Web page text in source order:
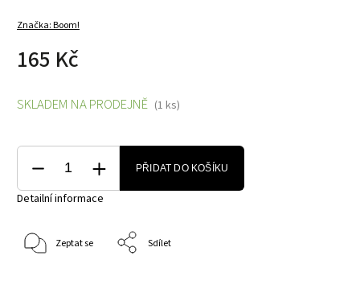
Značka:Boom!
165 Kč
SKLADEM NA PRODEJNĚ (1 ks)
PŘIDAT DO KOŠÍKU
Detailní informace
Zeptat se Sdílet